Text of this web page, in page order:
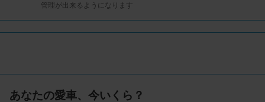
管理が出来るようになります
あなたの愛車、今いくら？